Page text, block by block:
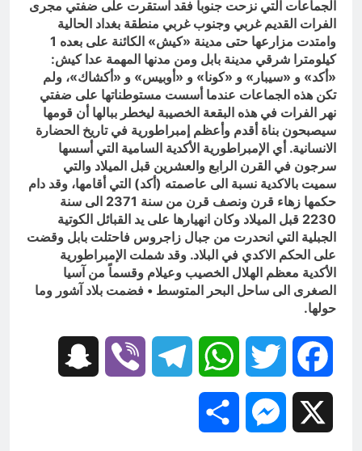
الجماعات التي نزحت جنوباً فقد استقرت على ضفتي مجرى
الفرات القديم غربي وجنوب غربي منطقة بغداد الحالية
وامتدت مزارعها حتى مدينة «كيش» الكائنة على بعده 1
كيلومترا شرقي مدينة بابل ومن مدنها المهمة عدا كيش:
«أكد» و «سیبار» و «كونا» و «أوبيس» و «أكشاك»، ولم
تكن هذه الجماعات عندما أسست مستوطناتها على ضفتي
نهر الفرات في هذه البقعة الخصيبة ليخطر ببالها أن قومها
سيصبحون بناة أقدم وأعظم إمبراطورية في تاريخ الحضارة
الانسانية. أي الإمبراطورية الأكدية السامية التي أسسها
سرجون في القرن الرابع والعشرين قبل الميلاد والتي
سميت بالاكدية نسبة الى عاصمته (أكد) التي أقامها، وقد دام
حكمها زهاء قرن ونصف قرن من سنة 2371 الى سنة
2230 قبل الميلاد وكان انهيارها على يد القبائل الكوتية
الجبلية التي انحدرت من جبال زاجروس فاحتلت بابل وقضت
على الحكم الاكدي في البلاد. وقد شملت الإمبراطورية
الأكدية معظم الهلال الخصيب وعيلام وقسماً من آسيا
الصغرى الى ساحل البحر المتوسط • فضمت بلاد آشور وما
حولها.
Facebook
Twitter
WhatsApp
Telegram
Viber
Messenger